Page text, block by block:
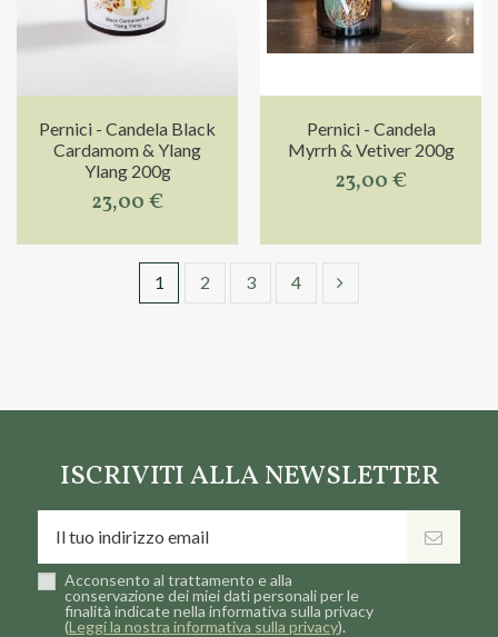
Pernici - Candela Black
Cardamom & Ylang
Ylang 200g
23,00 €
Pernici - Candela
Myrrh & Vetiver 200g
23,00 €
1 2 3 4
ISCRIVITI ALLA NEWSLETTER
Acconsento al trattamento e alla
conservazione dei miei dati personali per le
finalità indicate nella informativa sulla privacy
(Leggi la nostra informativa sulla privacy).